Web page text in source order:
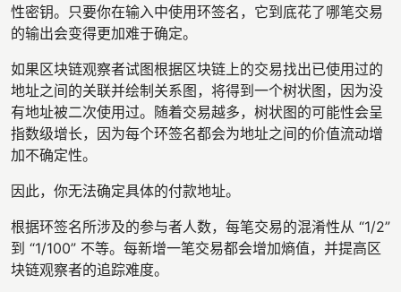
性密钥。只要你在输入中使用环签名，它到底花了哪笔交易
的输出会变得更加难于确定。
如果区块链观察者试图根据区块链上的交易找出已使用过的
地址之间的关联并绘制关系图，将得到一个树状图，因为没
有地址被二次使用过。随着交易越多，树状图的可能性会呈
指数级增长，因为每个环签名都会为地址之间的价值流动增
加不确定性。
因此，你无法确定具体的付款地址。
根据环签名所涉及的参与者人数，每笔交易的混淆性从 “1/2”
到 “1/100” 不等。每新增一笔交易都会增加熵值，并提高区
块链观察者的追踪难度。